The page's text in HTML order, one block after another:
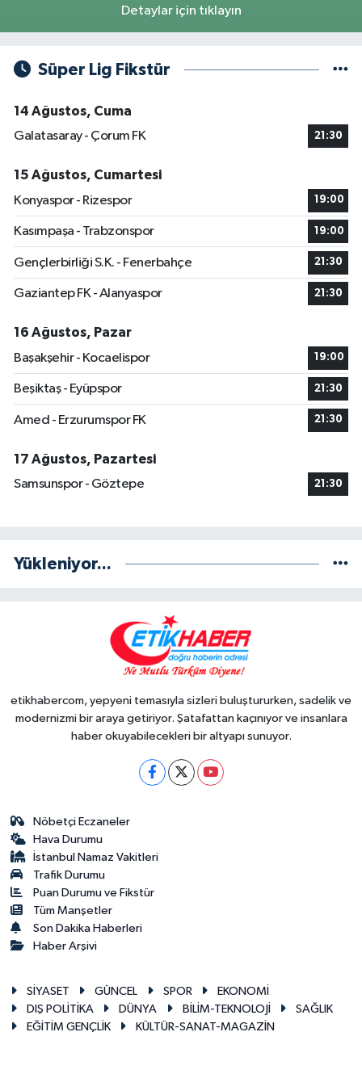
Detaylar için tıklayın
Süper Lig Fikstür
14 Ağustos, Cuma
Galatasaray - Çorum FK
21:30
15 Ağustos, Cumartesi
Konyaspor - Rizespor
19:00
Kasımpaşa - Trabzonspor 19:00
Gençlerbirliği S.K. - Fenerbahçe 21:30
Gaziantep FK - Alanyaspor 21:30
16 Ağustos, Pazar
Başakşehir - Kocaelispor
19:00
Beşiktaş - Eyüpspor 21:30
Amed - Erzurumspor FK 21:30
17 Ağustos, Pazartesi
Samsunspor - Göztepe
21:30
Yükleniyor...
etikhabercom, yepyeni temasıyla sizleri buluştururken, sadelik ve
modernizmi bir araya getiriyor. Şatafattan kaçınıyor ve insanlara
haber okuyabilecekleri bir altyapı sunuyor.
Nöbetçi Eczaneler
Hava Durumu
İstanbul Namaz Vakitleri
Trafik Durumu
Puan Durumu ve Fikstür
Tüm Manşetler
Son Dakika Haberleri
Haber Arşivi
SİYASET GÜNCEL SPOR
EKONOMİ
DIŞ POLİTİKA
DÜNYA BİLİM-TEKNOLOJİ
SAĞLIK
EĞİTİM GENÇLİK
KÜLTÜR-SANAT-MAGAZİN